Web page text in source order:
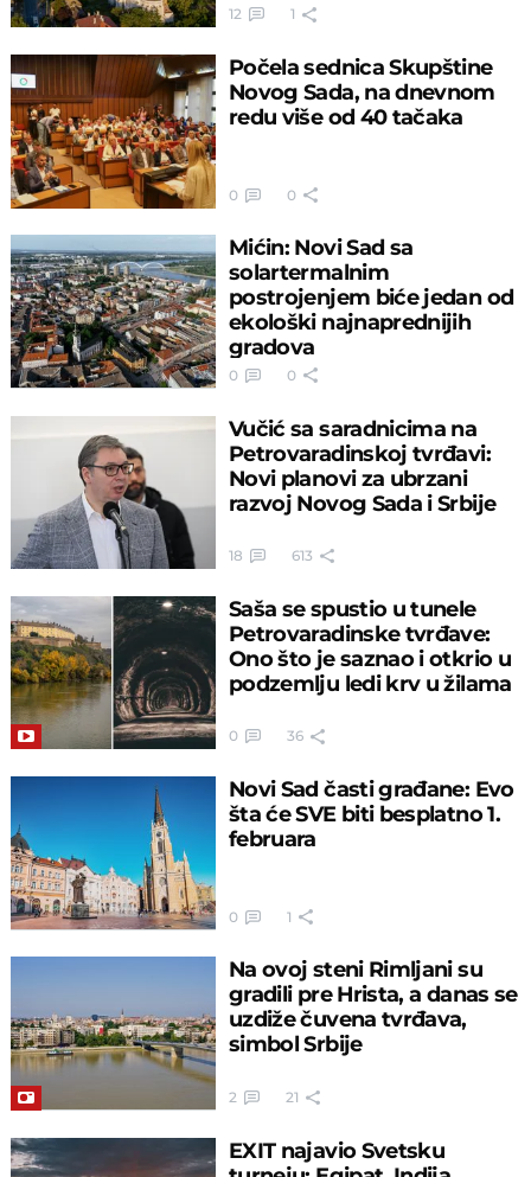
12 1
Počela sednica Skupštine
Novog Sada, na dnevnom
redu više od 40 tačaka
0 0
Mićin: Novi Sad sa
solartermalnim
postrojenjem biće jedan od
ekološki najnaprednijih
gradova
0 0
Vučić sa saradnicima na
Petrovaradinskoj tvrđavi:
Novi planovi za ubrzani
razvoj Novog Sada i Srbije
18 613
Saša se spustio u tunele
Petrovaradinske tvrđave:
Ono što je saznao i otkrio u
podzemlju ledi krv u žilama
0 36
Novi Sad časti građane: Evo
šta će SVE biti besplatno 1.
februara
0 1
Na ovoj steni Rimljani su
gradili pre Hrista, a danas se
uzdiže čuvena tvrđava,
simbol Srbije
2 21
EXIT najavio Svetsku